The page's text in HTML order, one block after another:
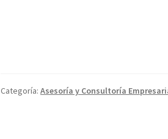
Categoría:Asesoría y Consultoría